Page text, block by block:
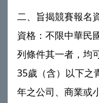
二、旨揭競賽報名
資格：不限中華民
列條件其一者，均
35歲（含）以下之
年之公司、商業或